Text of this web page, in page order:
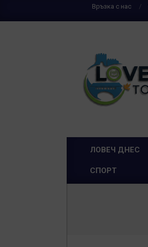
Връзка с нас
Primary
ЛОВЕЧ ДНЕС
СПОРТ